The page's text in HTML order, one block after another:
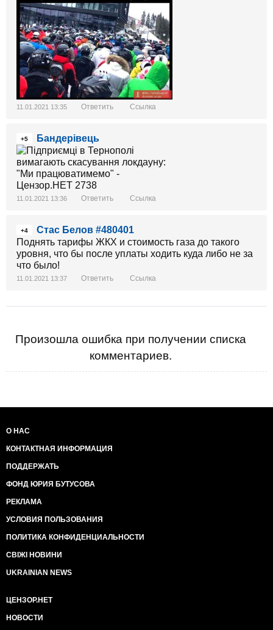
11.01.2021 13:35 Ответить Ссылка
+5 Бандерівець
11.01.2021 13:36 Ответить Ссылка
+4
Стас Белов #480401
Поднять тарифы ЖКХ и стоимость газа до такого
уровня, что бы после уплаты ходить куда либо не за
что было!
11.01.2021 13:37 Ответить Ссылка
Произошла ошибка при получении списка
комментариев.
О НАС
КОНТАКТНАЯ ИНФОРМАЦИЯ
ПОДДЕРЖАТЬ
ФОНД ЮРИЯ БУТУСОВА
РЕКЛАМА
УСЛОВИЯ ПОЛЬЗОВАНИЯ
ПОЛИТИКА КОНФИДЕНЦИАЛЬНОСТИ
СВІЖІ НОВИНИ
UKRAINIAN NEWS
ЦЕНЗОР.НЕТ
НОВОСТИ